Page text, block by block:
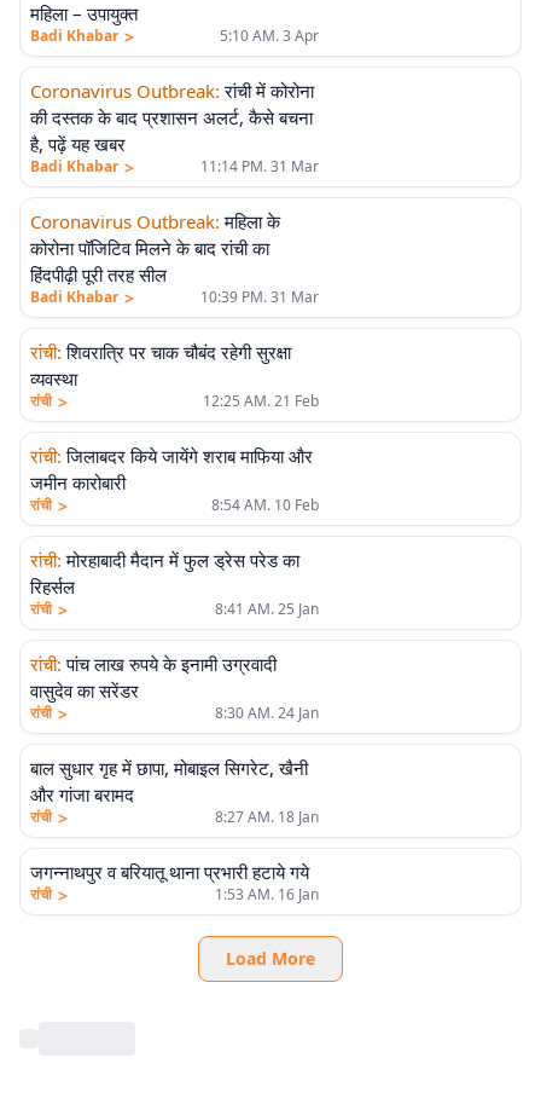
महिला – उपायुक्त
Badi Khabar > 5:10 AM. 3 Apr
Coronavirus Outbreak: रांची में कोरोना
की दस्तक के बाद प्रशासन अलर्ट, कैसे बचना
है, पढ़ें यह खबर
Badi Khabar > 11:14 PM. 31 Mar
Coronavirus Outbreak: महिला के
कोरोना पॉजिटिव मिलने के बाद रांची का
हिंदपीढ़ी पूरी तरह सील
Badi Khabar > 10:39 PM. 31 Mar
रांची: शिवरात्रि पर चाक चौबंद रहेगी सुरक्षा
व्यवस्था
रांची > 12:25 AM. 21 Feb
रांची: जिलाबदर किये जायेंगे शराब माफिया और
जमीन कारोबारी
रांची > 8:54 AM. 10 Feb
रांची: मोरहाबादी मैदान में फुल ड्रेस परेड का
रिहर्सल
रांची > 8:41 AM. 25 Jan
रांची: पांच लाख रुपये के इनामी उग्रवादी
वासुदेव का सरेंडर
रांची > 8:30 AM. 24 Jan
बाल सुधार गृह में छापा, मोबाइल सिगरेट, खैनी
और गांजा बरामद
रांची > 8:27 AM. 18 Jan
जगन्नाथपुर व बरियातू थाना प्रभारी हटाये गये
रांची > 1:53 AM. 16 Jan
Load More